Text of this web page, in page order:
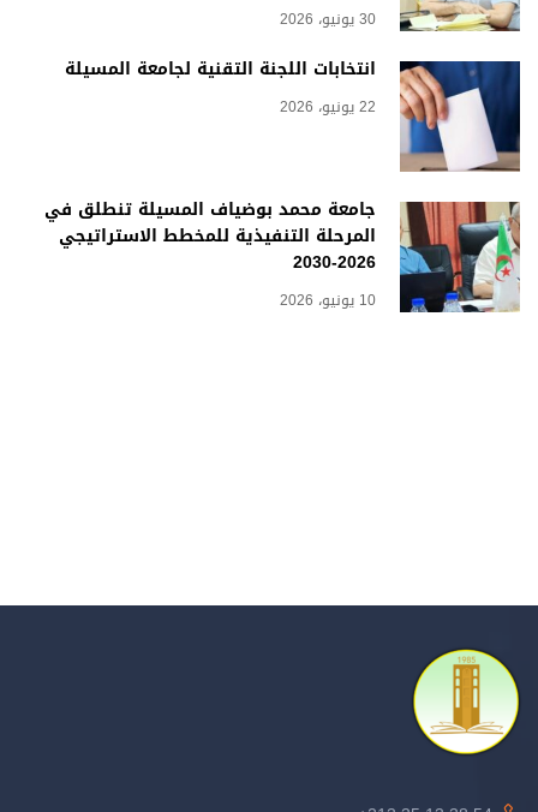
30 يونيو، 2026
انتخابات اللجنة التقنية لجامعة المسيلة
22 يونيو، 2026
جامعة محمد بوضياف المسيلة تنطلق في
المرحلة التنفيذية للمخطط الاستراتيجي
2026-2030
10 يونيو، 2026